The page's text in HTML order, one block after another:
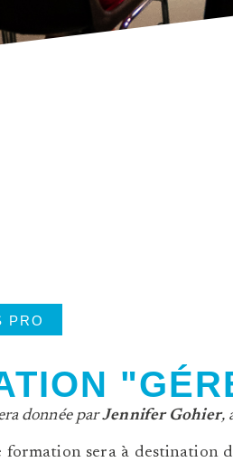
PRO
donnée parJennifer Gohier,
sera à destination